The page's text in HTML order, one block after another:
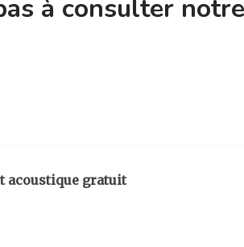
à consulter
acoustique gratuit